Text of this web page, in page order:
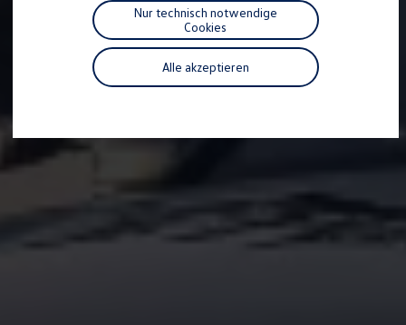
Individualisieren
Wallbox und Ladekabel
Digitale Extras
Dienste für Ihr Modell finden
Volkswagen Apps, Login und Shop
Handy und Fahrzeug verbinden
Vorgängermodelle
Digitale Betriebsanleitung
Live Beratung
Alle akzeptieren
Nur technisch notwendige
Cookies